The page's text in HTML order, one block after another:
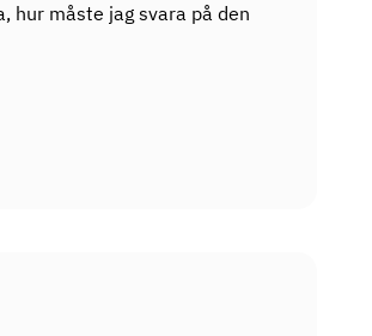
hur måste jag svara på den